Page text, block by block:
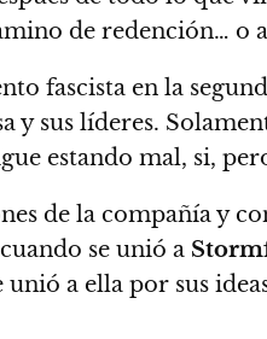
de redención… o
fascista en la
y sus líderes.
estando mal, si,
de la compañía y
se unió a
unió a ella por sus